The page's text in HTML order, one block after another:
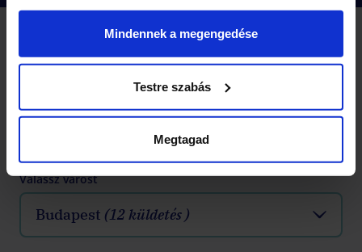
módosíthatja. További részletekről olvashat Adatkezelési
tájékoztatónkban.Mindennek a megengedése
Testre szabás
Megtagad
-10%
Küldetések
Készen állsz, hogy kipróbáld a városi nyomozós
játékok következő szintjét?
Válassz várost
Budapest (12 küldetés )